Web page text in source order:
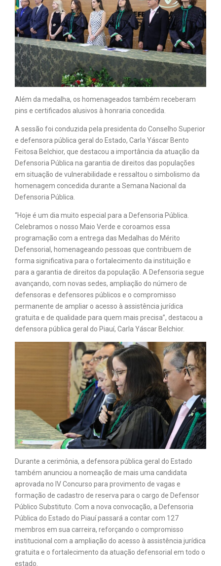
Além da medalha, os homenageados também receberam
pins e certificados alusivos à honraria concedida.
A sessão foi conduzida pela presidenta do Conselho Superior
e defensora pública geral do Estado, Carla Yáscar Bento
Feitosa Belchior, que destacou a importância da atuação da
Defensoria Pública na garantia de direitos das populações
em situação de vulnerabilidade e ressaltou o simbolismo da
homenagem concedida durante a Semana Nacional da
Defensoria Pública.
“Hoje é um dia muito especial para a Defensoria Pública.
Celebramos o nosso Maio Verde e coroamos essa
programação com a entrega das Medalhas do Mérito
Defensorial, homenageando pessoas que contribuem de
forma significativa para o fortalecimento da instituição e
para a garantia de direitos da população. A Defensoria segue
avançando, com novas sedes, ampliação do número de
defensoras e defensores públicos e o compromisso
permanente de ampliar o acesso à assistência jurídica
gratuita e de qualidade para quem mais precisa”, destacou a
defensora pública geral do Piauí, Carla Yáscar Belchior.
Durante a cerimônia, a defensora pública geral do Estado
também anunciou a nomeação de mais uma candidata
aprovada no IV Concurso para provimento de vagas e
formação de cadastro de reserva para o cargo de Defensor
Público Substituto. Com a nova convocação, a Defensoria
Pública do Estado do Piauí passará a contar com 127
membros em sua carreira, reforçando o compromisso
institucional com a ampliação do acesso à assistência jurídica
gratuita e o fortalecimento da atuação defensorial em todo o
estado.